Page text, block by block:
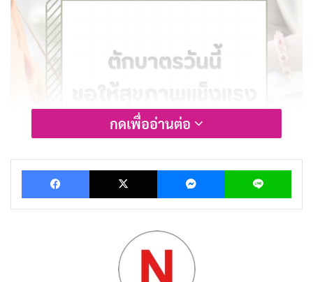
เช้าวันใหม่ เริ่มต้นด้วยการสั่งสมบุญ
กดเพื่ออ่านต่อ
Facebook X Messenger Line